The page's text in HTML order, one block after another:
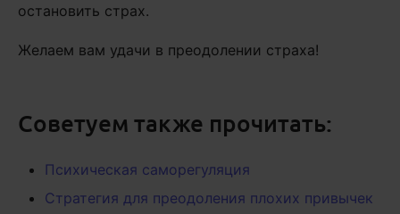
остановить страх.
Желаем вам удачи в преодолении страха!
Советуем также прочитать:
Психическая саморегуляция
Стратегия для преодоления плохих привычек